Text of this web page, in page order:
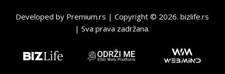
Developed by Premium.rs | Copyright © 2026.bizlife.rs
| Sva prava zadržana.